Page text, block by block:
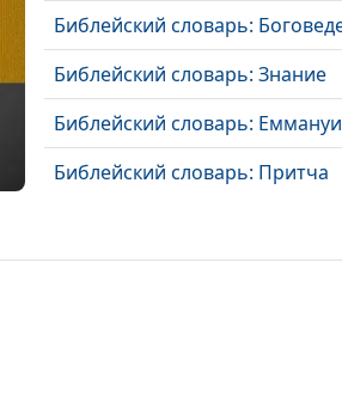
Библейский словарь:
Библейский словарь: Знание
Библейский словарь:
Библейский словарь: Притча